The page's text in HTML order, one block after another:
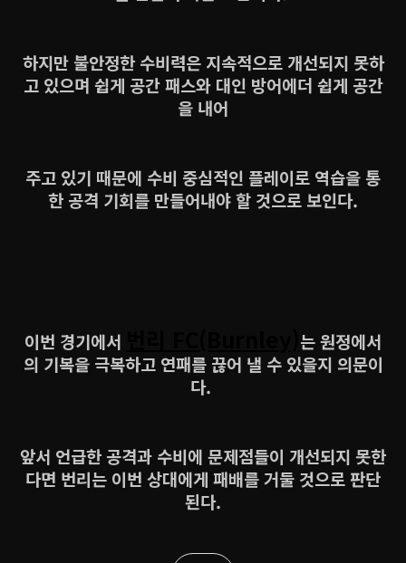
하지만 불안정한 수비력은 지속적으로 개선되지 못하
고 있으며 쉽게 공간 패스와 대인 방어에더 쉽게 공간
을 내어
주고 있기 때문에 수비 중심적인 플레이로 역습을 통
한 공격 기회를 만들어내야 할 것으로 보인다.
이번 경기에서
는 원정에서
의 기복을 극복하고 연패를 끊어 낼 수 있을지 의문이
다.
앞서 언급한 공격과 수비에 문제점들이 개선되지 못한
다면 번리는 이번 상대에게 패배를 거둘 것으로 판단
된다.